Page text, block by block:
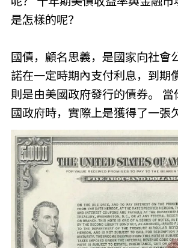
是怎樣的呢？
國債，顧名思義，是國家向社會
諾在一定時期內支付利息，到期
則是由美國政府發行的債券。
國政府時，實際上是獲得了一張